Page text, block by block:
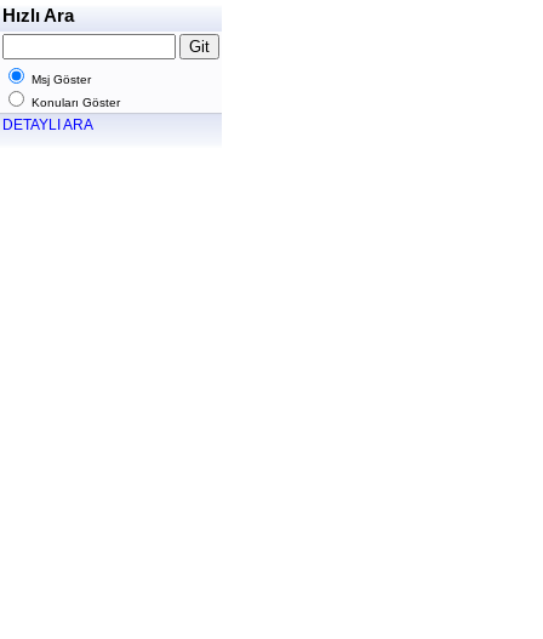
Hızlı Ara
Msj Göster
Konuları Göster
DETAYLI ARA